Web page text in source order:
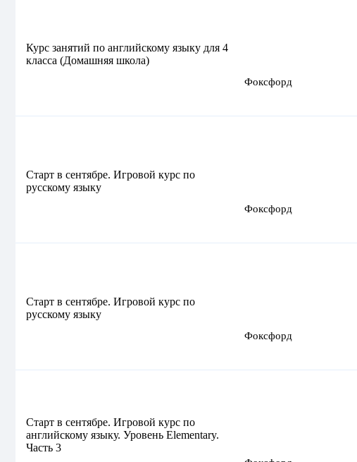
Курс занятий по английскому языку для 4
класса (Домашняя школа)
Фоксфорд
Старт в сентябре. Игровой курс по
русскому языку
Фоксфорд
Старт в сентябре. Игровой курс по
русскому языку
Фоксфорд
Старт в сентябре. Игровой курс по
английскому языку. Уровень Elementary.
Часть 3